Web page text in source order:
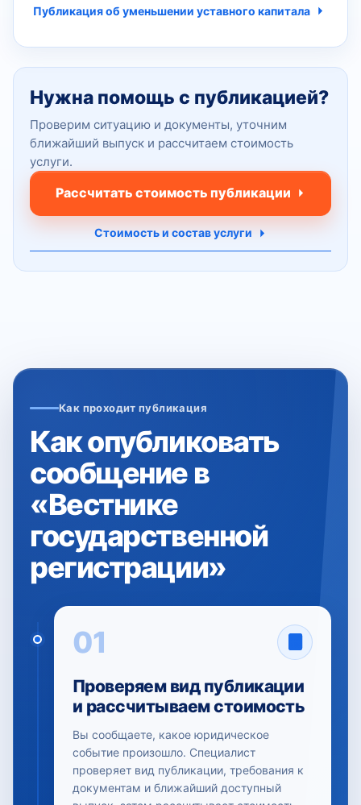
Публикация об уменьшении уставного капитала
Нужна помощь с публикацией?
Проверим ситуацию и документы, уточним
ближайший выпуск и рассчитаем стоимость
услуги.
Рассчитать стоимость публикации
Стоимость и состав услуги
Как проходит публикация
Как опубликовать
сообщение в
«Вестнике
государственной
регистрации»
01
Проверяем вид публикации
и рассчитываем стоимость
Вы сообщаете, какое юридическое
событие произошло. Специалист
проверяет вид публикации, требования к
документам и ближайший доступный